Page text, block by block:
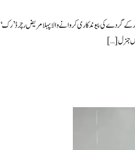
کے گردے کی پیوند کاری کروانے والا پہلا مریض رچرڈ ’رک‘